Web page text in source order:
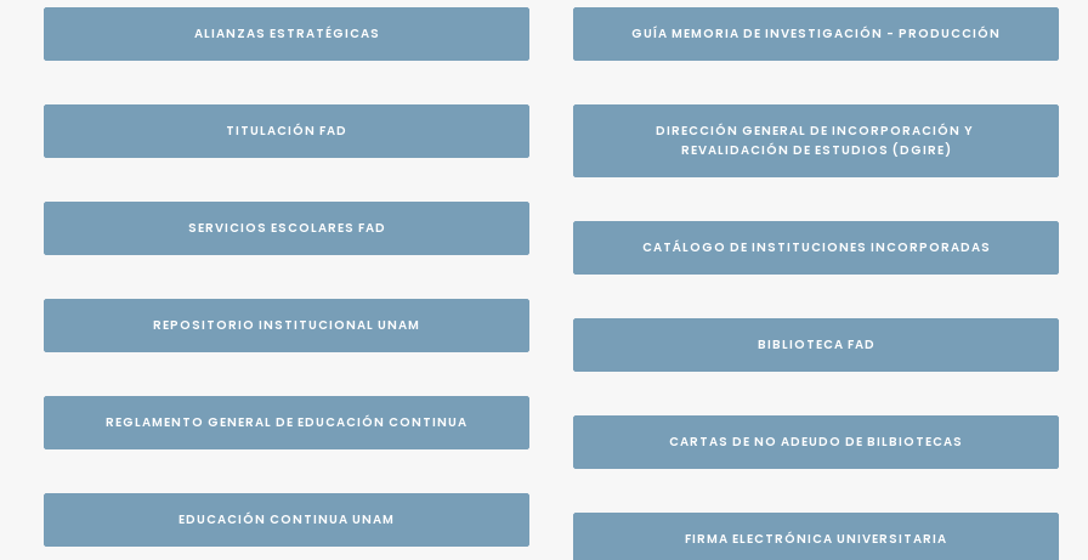
ALIANZAS ESTRATÉGICAS
TITULACIÓN FAD
SERVICIOS ESCOLARES FAD
REPOSITORIO INSTITUCIONAL UNAM
REGLAMENTO GENERAL DE EDUCACIÓN CONTINUA
EDUCACIÓN CONTINUA UNAM
GUÍA MEMORIA DE INVESTIGACIÓN - PRODUCCIÓN
DIRECCIÓN GENERAL DE INCORPORACIÓN Y
REVALIDACIÓN DE ESTUDIOS (DGIRE)
CATÁLOGO DE INSTITUCIONES INCORPORADAS
BIBLIOTECA FAD
CARTAS DE NO ADEUDO DE BILBIOTECAS
FIRMA ELECTRÓNICA UNIVERSITARIA